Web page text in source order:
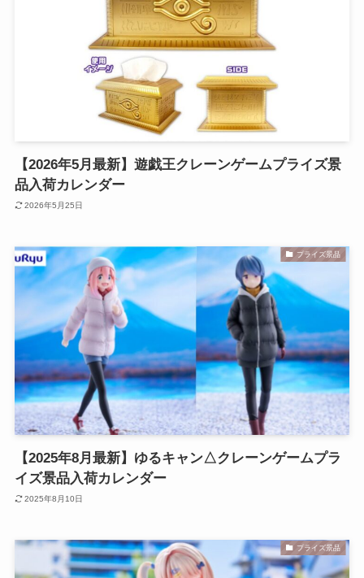
【2026年5月最新】遊戯王クレーンゲームプライズ景
品入荷カレンダー
2026年5月25日
プライズ景品
【2025年8月最新】ゆるキャン△クレーンゲームプラ
イズ景品入荷カレンダー
2025年8月10日
プライズ景品